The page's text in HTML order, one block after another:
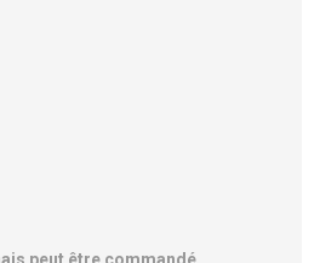
peut être commandé